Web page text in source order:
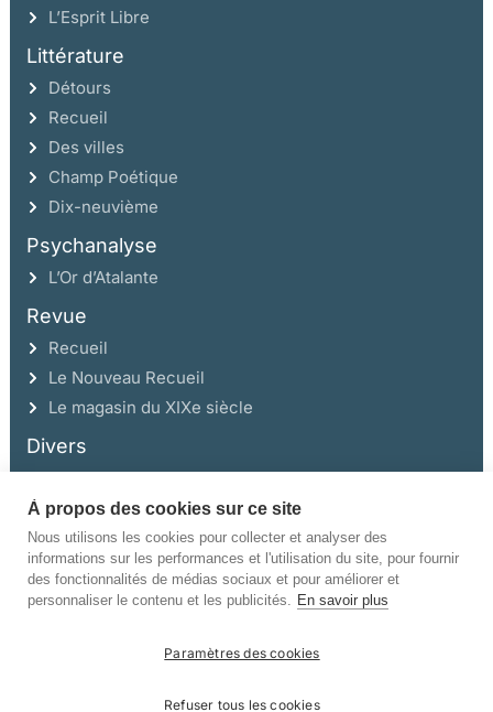
L’Esprit Libre
Littérature
Détours
Recueil
Des villes
Champ Poétique
Dix-neuvième
Psychanalyse
L’Or d’Atalante
Revue
Recueil
Le Nouveau Recueil
Le magasin du XIXe siècle
Divers
Ce site a été réalisé avec l’aide de la Région Auvergne Rhône-Alpes et de la
Drac Rhône-Alpes.
©Champ Vallon. Tous droits réservés.
À propos des cookies sur ce site
Nous utilisons les cookies pour collecter et analyser des
informations sur les performances et l'utilisation du site, pour fournir
des fonctionnalités de médias sociaux et pour améliorer et
personnaliser le contenu et les publicités. En savoir plus
Paramètres des cookies
Refuser tous les cookies